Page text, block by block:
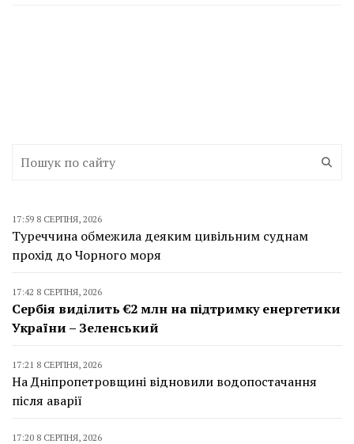
17:59 8 СЕРПНЯ, 2026
Туреччина обмежила деяким цивільним суднам
прохід до Чорного моря
17:42 8 СЕРПНЯ, 2026
Сербія виділить €2 млн на підтримку енергетики
України – Зеленський
17:21 8 СЕРПНЯ, 2026
На Дніпропетровщині відновили водопостачання
після аварії
17:20 8 СЕРПНЯ, 2026